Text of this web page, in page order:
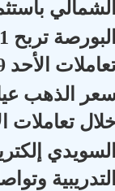
باستثمارات 6.5
الأحد 9 أغسطس 2026
تعاملات